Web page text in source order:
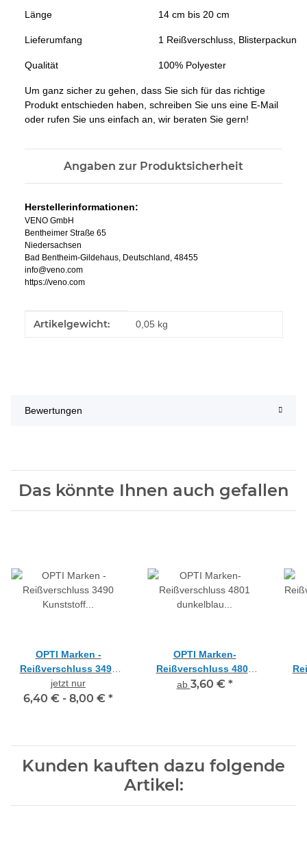
Länge 14 cm bis 20 cm
Lieferumfang 1 Reißverschluss, Blisterpackung
Qualität 100% Polyester
Um ganz sicher zu gehen, dass Sie sich für das richtige
Produkt entschieden haben, schreiben Sie uns eine E-Mail
oder rufen Sie uns einfach an, wir beraten Sie gern!
Angaben zur Produktsicherheit
Herstellerinformationen:
VENO GmbH
Bentheimer Straße 65
Niedersachsen
Bad Bentheim-Gildehaus, Deutschland, 48455
info@veno.com
https://veno.com
Produkteigenschaft
Wert
Artikelgewicht: 0,05 kg
Bewertungen
Das könnte Ihnen auch gefallen
OPTI Marken -
Reißverschluss 3490
Kunststoff teilbar,
versch. Farben +
jetzt nur
6,40 € - 8,00 € *
OPTI Marken-
Reißverschluss 4801
dunkelblau Kunststoff,
ab 3,60 € *
Kunden kauften dazu folgende
Artikel: